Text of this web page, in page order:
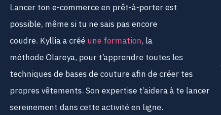
Lancer ton e-commerce en prêt-à-porter est
possible, même si tu ne sais pas encore
coudre. Kyllia a crééune formation, la
méthode Olareya, pour t’apprendre toutes les
techniques de bases de couture afin de créer tes
propres vêtements. Son expertise t’aidera à te lancer
sereinement dans cette activité en ligne.